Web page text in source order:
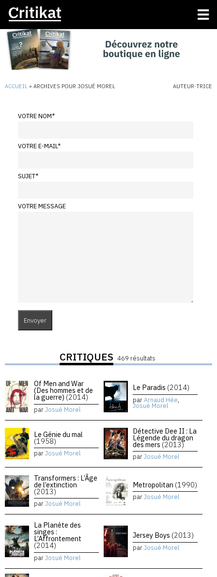
ACCUEIL » ARCHIVES POUR JOSUÉ MOREL AUTEUR·TRICE
VOTRE NOM*
VOTRE E-MAIL*
SUJET*
VOTRE MESSAGE
CRITIQUES 469 résultats
Of Men and War
(Des hommes et de
la guerre) (2014)
parJosué Morel
Le Paradis (2014)
parArnaud Hée,
Josué Morel
Le Génie du mal
(1958)
parJosué Morel
Détective Dee II : La
Légende du dragon
des mers (2013)
parJosué Morel
Transformers : L’Âge
de l’extinction
(2013)
parJosué Morel
Metropolitan (1990)
parJosué Morel
La Planète des
singes :
L’Affrontement
(2014)
parJosué Morel
Jersey Boys (2013)
parJosué Morel